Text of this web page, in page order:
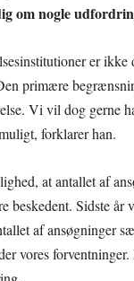
om nogle
er ikke
primære
Vi vil dog gerne
forklarer han.
at antallet af
beskedent. Sidste år
af ansøgninger
vores